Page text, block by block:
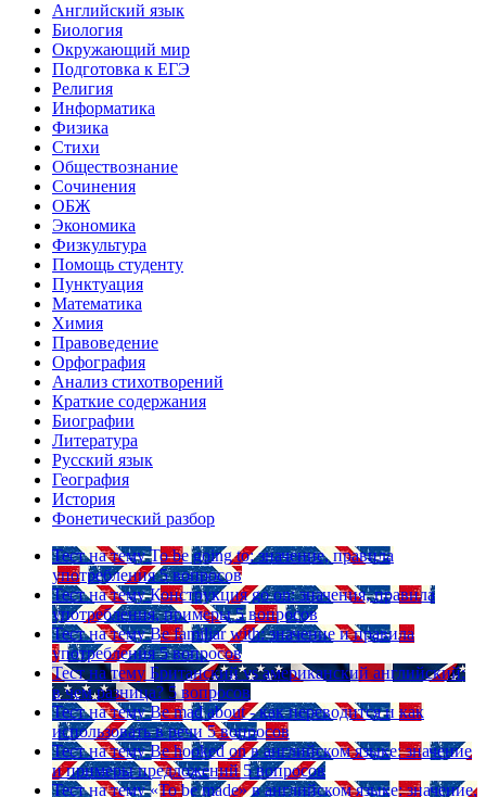
Английский язык
Биология
Окружающий мир
Подготовка к ЕГЭ
Религия
Информатика
Физика
Стихи
Обществознание
Сочинения
ОБЖ
Экономика
Физкультура
Помощь студенту
Пунктуация
Математика
Химия
Правоведение
Орфография
Анализ стихотворений
Краткие содержания
Биографии
Литература
Русский язык
География
История
Фонетический разбор
Тест на тему To be going to: значение, правила
употребления 5 вопросов
Тест на тему Конструкция go on: значения, правила
употребления, примеры 5 вопросов
Тест на тему Be familiar with: значение и правила
употребления 5 вопросов
Тест на тему Британский vs американский английский:
в чем разница? 5 вопросов
Тест на тему Be mad about - как переводится и как
использовать в речи 5 вопросов
Тест на тему Be hooked on в английском языке: значение
и примеры предложений 5 вопросов
Тест на тему «To be made» в английском языке: значение,